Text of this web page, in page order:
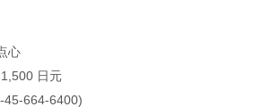
心
日元
45-664-6400)